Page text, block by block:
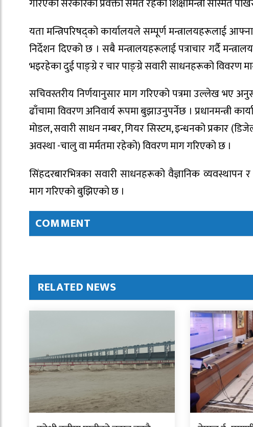
यता मन्त्रिपरिषद्को कार्यालयले सम्पूर्ण मन्त्रालयहरूलाई
निर्देशन दिएको छ । सबै मन्त्रालयहरूलाई पत्राचार गर्दै
भइरहेका दुई पाङ्ग्रे र चार पाङ्ग्रे सवारी साधनहरूको विवरण
सचिवस्तरीय निर्णयानुसार माग गरिएको पत्रमा उल्लेख भए
ढाँचामा विवरण अनिवार्य रूपमा बुझाउनुपर्नेछ । प्रधानमन्त्री
मोडल, सवारी साधन नम्बर, गियर सिस्टम, इन्धनको प्रकार
अवस्था -चालु वा मर्मतमा रहेको) विवरण माग गरिएको छ ।
सिंहदरबारभित्रका सवारी साधनहरूको वैज्ञानिक
माग गरिएको बुझिएको छ ।
COMMENT
RELATED NEWS